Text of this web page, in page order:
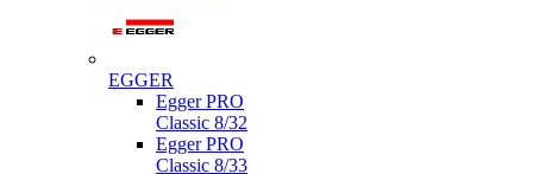
EGGER
Egger PRO
Classic 8/32
Egger PRO
Classic 8/33